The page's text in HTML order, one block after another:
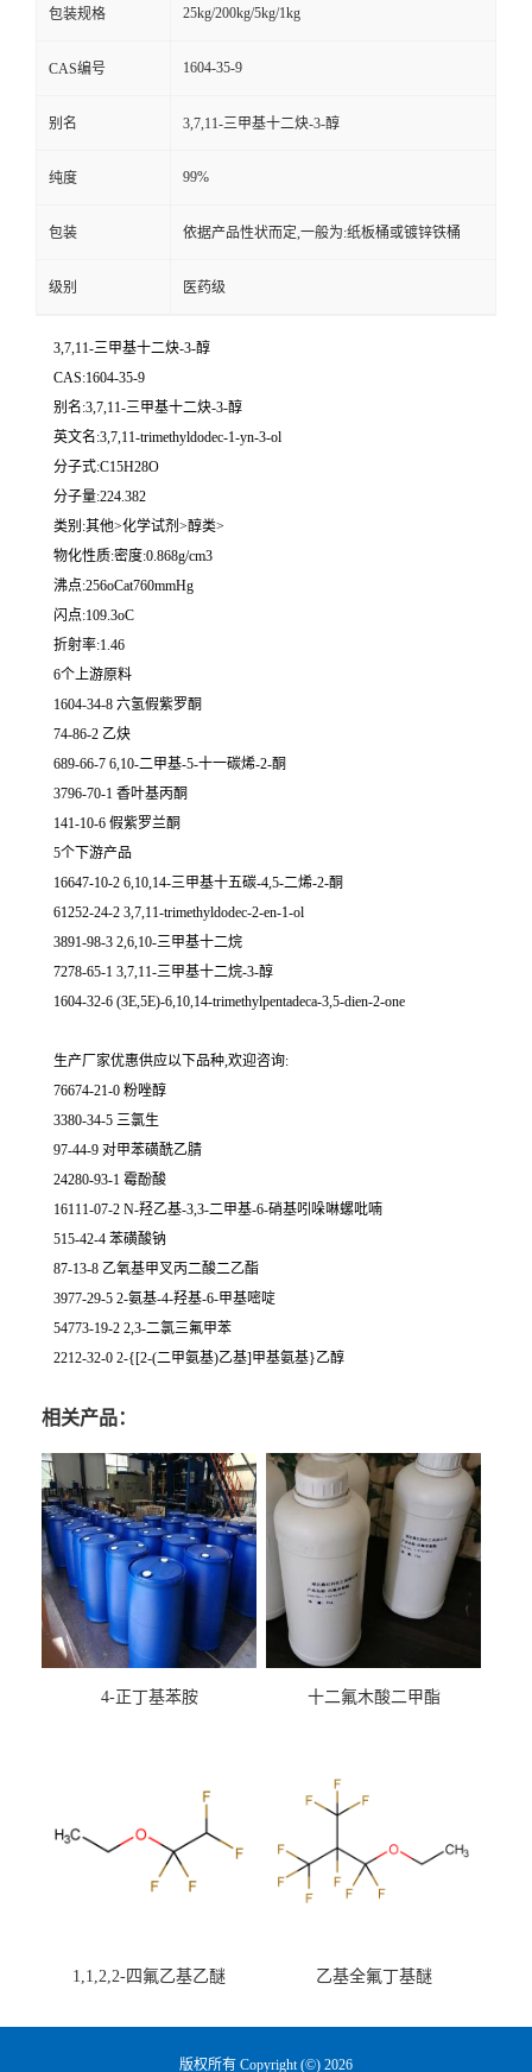
包装规格 25kg/200kg/5kg/1kg
CAS编号 1604-35-9
别名 3,7,11-三甲基十二炔-3-醇
纯度 99%
包装 依据产品性状而定,一般为:纸板桶或镀锌铁桶
级别 医药级
3,7,11-三甲基十二炔-3-醇
CAS:1604-35-9
别名:3,7,11-三甲基十二炔-3-醇
英文名:3,7,11-trimethyldodec-1-yn-3-ol
分子式:C15H28O
分子量:224.382
类别:其他>化学试剂>醇类>
物化性质:密度:0.868g/cm3
沸点:256oCat760mmHg
闪点:109.3oC
折射率:1.46
6个上游原料
1604-34-8 六氢假紫罗酮
74-86-2 乙炔
689-66-7 6,10-二甲基-5-十一碳烯-2-酮
3796-70-1 香叶基丙酮
141-10-6 假紫罗兰酮
5个下游产品
16647-10-2 6,10,14-三甲基十五碳-4,5-二烯-2-酮
61252-24-2 3,7,11-trimethyldodec-2-en-1-ol
3891-98-3 2,6,10-三甲基十二烷
7278-65-1 3,7,11-三甲基十二烷-3-醇
1604-32-6 (3E,5E)-6,10,14-trimethylpentadeca-3,5-dien-2-one
生产厂家优惠供应以下品种,欢迎咨询:
76674-21-0 粉唑醇
3380-34-5 三氯生
97-44-9 对甲苯磺酰乙腈
24280-93-1 霉酚酸
16111-07-2 N-羟乙基-3,3-二甲基-6-硝基吲哚啉螺吡喃
515-42-4 苯磺酸钠
87-13-8 乙氧基甲叉丙二酸二乙酯
3977-29-5 2-氨基-4-羟基-6-甲基嘧啶
54773-19-2 2,3-二氯三氟甲苯
2212-32-0 2-{[2-(二甲氨基)乙基]甲基氨基}乙醇
相关产品：
4-正丁基苯胺 十二氟木酸二甲酯
1,1,2,2-四氟乙基乙醚 乙基全氟丁基醚
版权所有 Copyright (©) 2026